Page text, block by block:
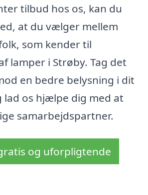
tilbud hos os, kan du
at du vælger mellem
som kender til
lamper i Strøby. Tag det
en bedre belysning i dit
lad os hjælpe dig med at
samarbejdspartner.
og uforpligtende